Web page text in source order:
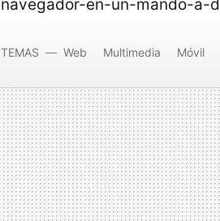
navegador-en-un-mando-a-
TEMAS Web Multimedia Móvil